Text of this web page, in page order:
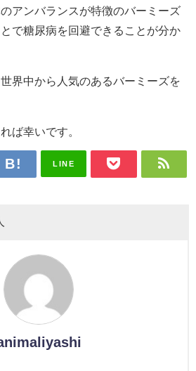
アンバランスが特徴のバーミーズ
で糖尿病を回避できることが分か
界中から人気のあるバーミーズを
ば幸いです。
LINE